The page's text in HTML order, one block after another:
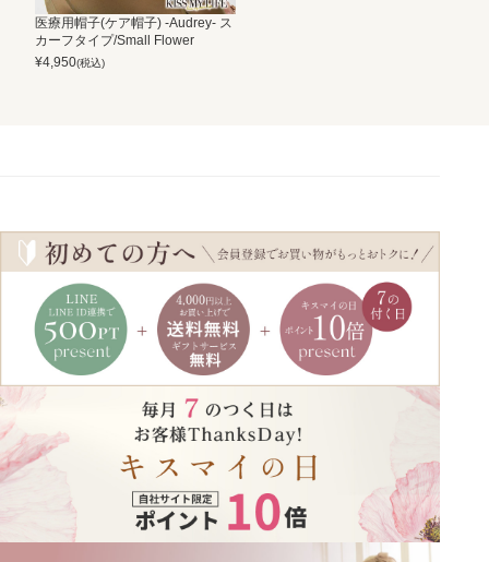
医療用帽子(ケア帽子) -Audrey- ス
カーフタイプ/Small Flower
¥4,950(税込)